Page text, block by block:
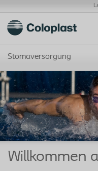
Stomaversorgung
Willkommen